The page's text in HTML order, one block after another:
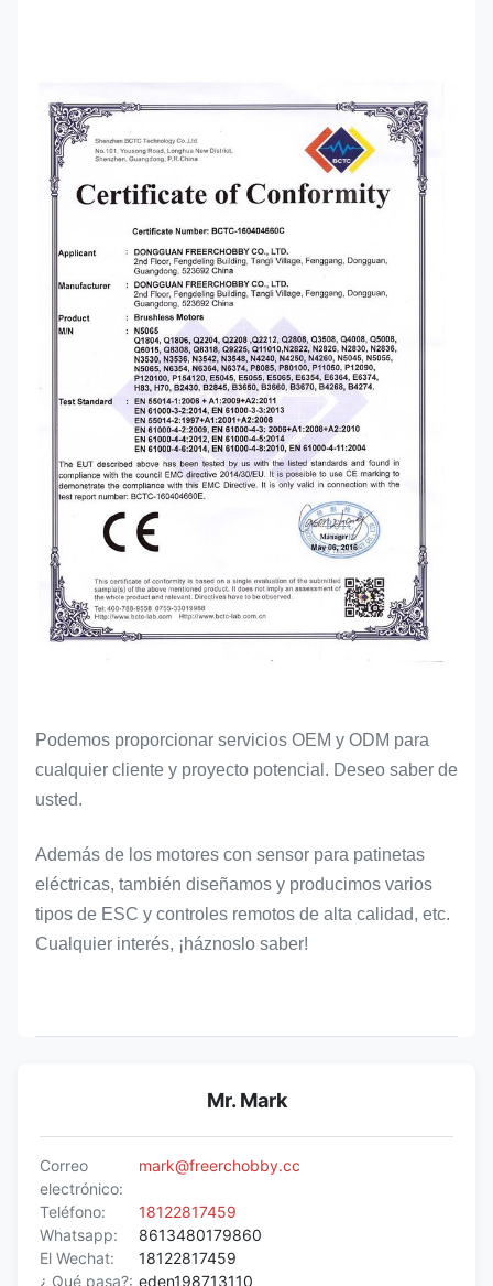
Podemos proporcionar servicios OEM y ODM para
cualquier cliente y proyecto potencial. Deseo saber de
usted.
Además de los motores con sensor para patinetas
eléctricas, también diseñamos y producimos varios
tipos de ESC y controles remotos de alta calidad, etc.
Cualquier interés, ¡háznoslo saber!
Mr. Mark
Correo
electrónico:
mark@freerchobby.cc
Teléfono:
18122817459
Whatsapp:
8613480179860
El Wechat:
18122817459
¿ Qué pasa?: eden198713110